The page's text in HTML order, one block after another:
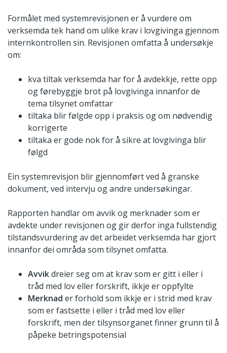
Formålet med systemrevisjonen er å vurdere om
verksemda tek hand om ulike krav i lovgivinga gjennom
internkontrollen sin. Revisjonen omfatta å undersøkje
om:
kva tiltak verksemda har for å avdekkje, rette opp
og førebyggje brot på lovgivinga innanfor de
tema tilsynet omfattar
tiltaka blir følgde opp i praksis og om nødvendig
korrigerte
tiltaka er gode nok for å sikre at lovgivinga blir
følgd
Ein systemrevisjon blir gjennomført ved å granske
dokument, ved intervju og andre undersøkingar.
Rapporten handlar om avvik og merknader som er
avdekte under revisjonen og gir derfor inga fullstendig
tilstandsvurdering av det arbeidet verksemda har gjort
innanfor dei områda som tilsynet omfatta.
Avvikdreier seg om at krav som er gitt i eller i
tråd med lov eller forskrift, ikkje er oppfylte
Merknad er forhold som ikkje er i strid med krav
som er fastsette i eller i tråd med lov eller
forskrift, men der tilsynsorganet finner grunn til å
påpeke betringspotensial